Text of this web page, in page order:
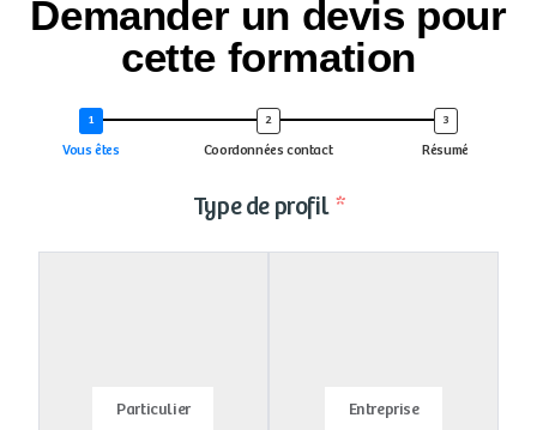
Demander un devis pour
cette formation
Vous êtes Coordonnées contact Résumé
Type de profil
Particulier Entreprise